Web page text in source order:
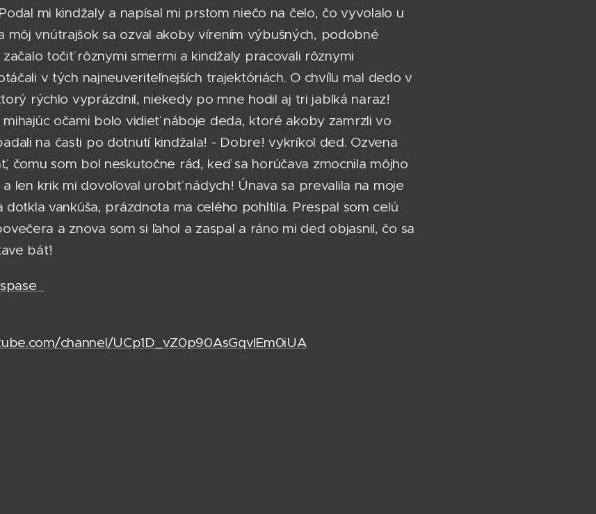
mi kindžaly a napísal mi prstom niečo na čelo, čo vyvolalo u
môj vnútrajšok sa ozval akoby vírením výbušných, podobné
začalo točiť rôznymi smermi a kindžaly pracovali rôznymi
v tých najneuveriteľnejších trajektóriách. O chvíľu mal dedo v
rýchlo vyprázdnil, niekedy po mne hodil aj tri jablká naraz!
očami bolo vidieť náboje deda, ktoré akoby zamrzli vo
na časti po dotnutí kindžala! - Dobre! vykríkol ded. Ozvena
čomu som bol neskutočne rád, keď sa horúčava zmocnila môjho
len krik mi dovoľoval urobiť nádych! Únava sa prevalila na moje
dotkla vankúša, prázdnota ma celého pohltila. Prespal som celú
a znova som si ľahol a zaspal a ráno mi ded objasnil, čo sa
báť!
channel/UCp1D_vZ0p90AsGqvIEm0iUA